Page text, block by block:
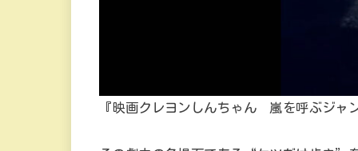
『映画クレヨンしんちゃん 嵐を呼ぶジャ